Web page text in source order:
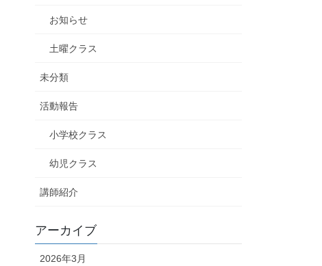
お知らせ
土曜クラス
未分類
活動報告
小学校クラス
幼児クラス
講師紹介
アーカイブ
2026年3月